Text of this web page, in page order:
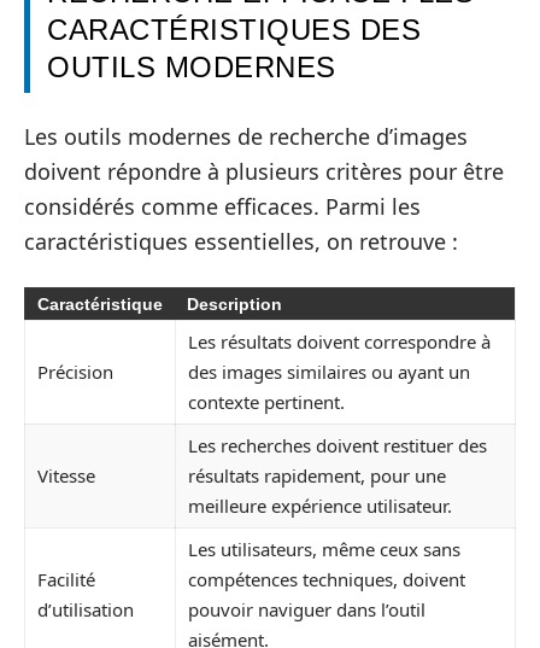
CARACTÉRISTIQUES DES
OUTILS MODERNES
Les outils modernes de recherche d’images
doivent répondre à plusieurs critères pour être
considérés comme efficaces. Parmi les
caractéristiques essentielles, on retrouve :
Caractéristique Description
Précision
Les résultats doivent correspondre à
des images similaires ou ayant un
contexte pertinent.
Vitesse
Les recherches doivent restituer des
résultats rapidement, pour une
meilleure expérience utilisateur.
Facilité
d’utilisation
Les utilisateurs, même ceux sans
compétences techniques, doivent
pouvoir naviguer dans l’outil
aisément.